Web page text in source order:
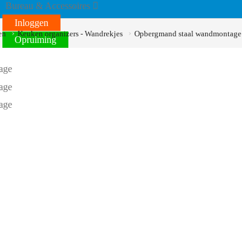
Bureau & Accessoires
Inloggen
Opruiming
Keuken organizers - Wandrekjes Opbergmand staal wandmontage